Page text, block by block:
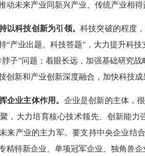
动未来产业同新兴产业、传统产业相得
以科技创新为引领。 科技突破的程度
“产业出题、科技答题”，大力提升科
脖子”问题；着眼长远，加强基础研究
创新和产业创新深度融合，加快科技
企业主体作用。 企业是创新的主体，
，大力培育核心技术领先、创新能
来产业的主力军。要支持中央企业结
精特新企业、单项冠军企业、独角兽